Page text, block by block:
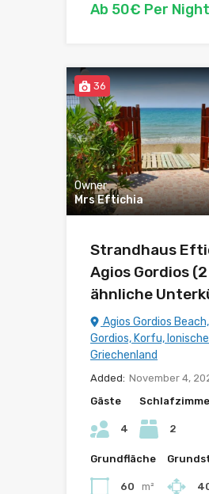
Ab 50€ Per Night
36
Owner
Mrs Eftichia
Strandhaus
Agios Gordios (2
ähnliche
Agios Gordios
Gordios, Korfu,
Griechenland
Added: November 4,
Gäste
4 2
Grundfläche
60 m²